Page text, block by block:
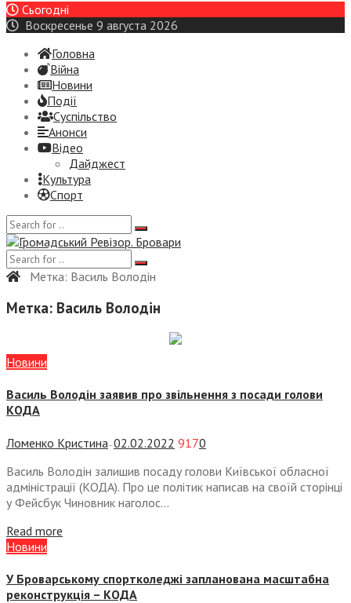
Сьогодні
Воскресенье 9 августа 2026
Головна
Війна
Новини
Події
Суспiльство
Анонси
Відео
Дайджест
Культура
Спорт
Метка: Василь Володін
Метка: Василь Володін
Новини
Василь Володін заявив про звільнення з посади голови
КОДА
Ломенко Кристина —02.02.2022 9170
Василь Володін залишив посаду голови Київської обласної
адміністрації (КОДА). Про це політик написав на своїй сторінці
у Фейсбук Чиновник наголос...
Read more
Новини
У Броварському спортколеджі запланована масштабна
реконструкція – КОДА